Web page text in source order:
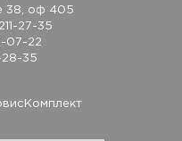
38, оф 405
27-35
07-22
28-35